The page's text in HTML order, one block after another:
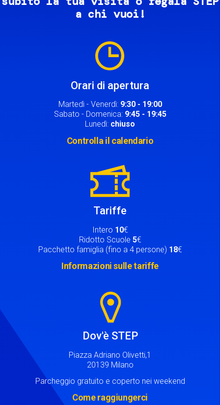
a chi vuoi!
Orari di apertura
Martedì - Venerdì: 9:30 - 19:00
Sabato - Domenica: 9:45 - 19:45
Lunedì: chiuso
Controlla il calendario
Tariffe
Intero 10€
Ridotto Scuole 5€
Pacchetto famiglia (fino a 4 persone) 18€
Informazioni sulle tariffe
Dov'è STEP
Piazza Adriano Olivetti,1
20139 Milano
Parcheggio gratuito e coperto nei weekend
Come raggiungerci